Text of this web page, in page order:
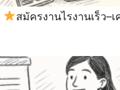
สมัครงานไรงานเร็ว–